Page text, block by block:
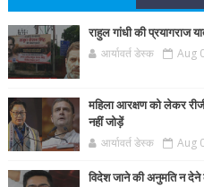
राहुल गांधी की प्रयागराज
आर्यावर्त डेस्क Aug
महिला आरक्षण को लेकर
नहीं जोड़ें
आर्यावर्त डेस्क Aug
विदेश जाने की अनुमति न